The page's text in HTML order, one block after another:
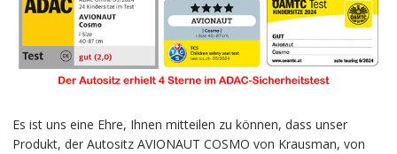
Es ist uns eine Ehre, Ihnen mitteilen zu können, dass unser
Produkt, der Autositz AVIONAUT COSMO von Krausman, von